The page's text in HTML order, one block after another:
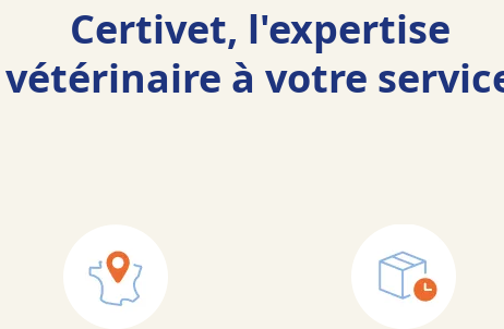
Certivet, l'expertise
vétérinaire à votre